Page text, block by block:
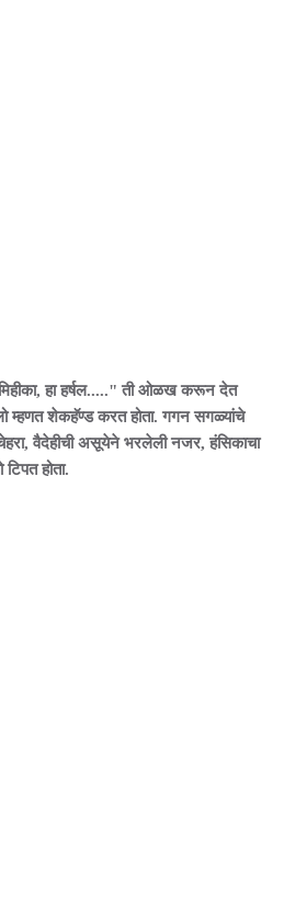
हा हर्षल....." ती ओळख करून देत
म्हणत शेकहॅण्ड करत होता. गगन सगळ्यांचे
वैदेहीची असूयेने भरलेली नजर, हंसिकाचा
होता.